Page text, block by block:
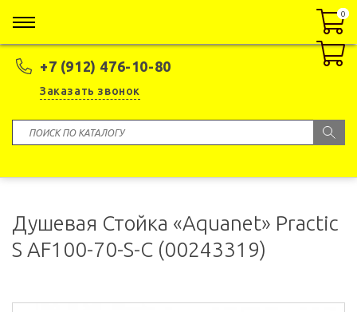
+7 (912) 476-10-80
Заказать звонок
0
0
Душевая Стойка «Aquanet» Practic
S AF100-70-S-C (00243319)